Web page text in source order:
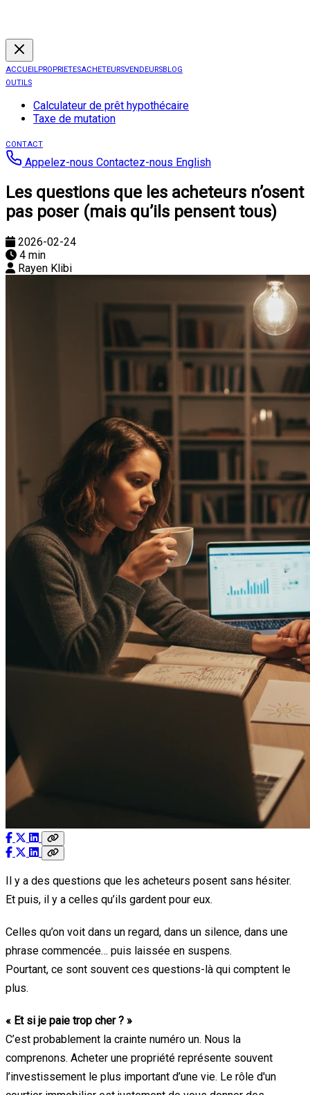
ACCUEILPROPRIETESACHETEURSVENDEURSBLOG
OUTILS
Calculateur de prêt hypothécaire
Taxe de mutation
CONTACT
Appelez-nous Contactez-nous English
Les questions que les acheteurs n’osent
pas poser (mais qu’ils pensent tous)
2026-02-24
4 min
Rayen Klibi
Il y a des questions que les acheteurs posent sans hésiter.
Et puis, il y a celles qu’ils gardent pour eux.
Celles qu’on voit dans un regard, dans un silence, dans une
phrase commencée… puis laissée en suspens.
Pourtant, ce sont souvent ces questions-là qui comptent le
plus.
« Et si je paie trop cher ? »
C’est probablement la crainte numéro un. Nous la
comprenons. Acheter une propriété représente souvent
l’investissement le plus important d’une vie. Le rôle d'un